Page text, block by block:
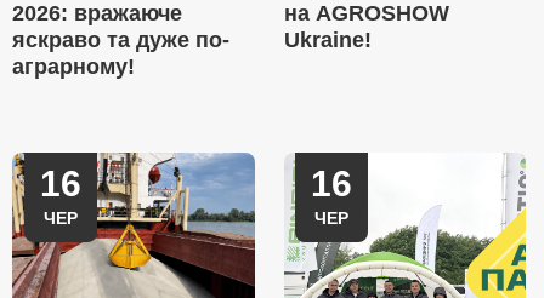
2026: вражаюче
яскраво та дуже по-
аграрному!
на AGROSHOW
Ukraine!
16
ЧЕР
16
ЧЕР